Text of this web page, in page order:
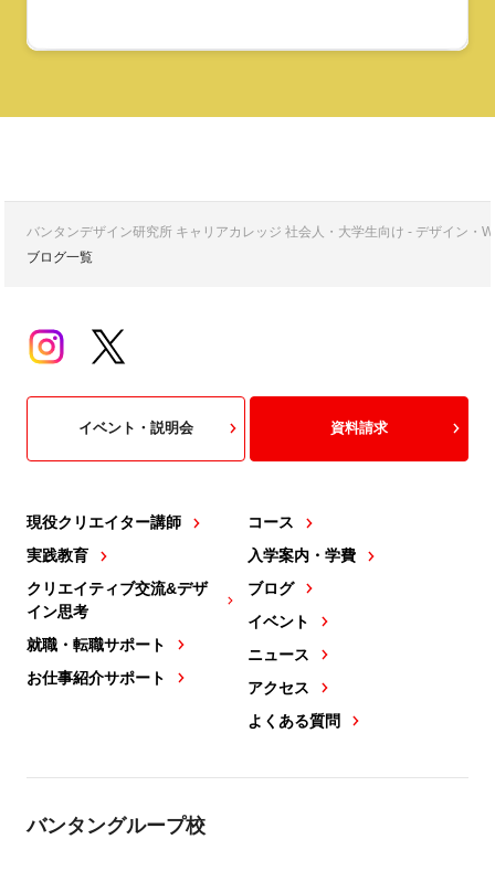
バンタンデザイン研究所 キャリアカレッジ 社会人・大学生向け - デザイン・
ブログ一覧
現役クリエイター講師
実践教育
クリエイティブ交流&デザ
イン思考
就職・転職サポート
お仕事紹介サポート
コース
入学案内・学費
ブログ
イベント
ニュース
アクセス
よくある質問
イベント・説明会 資料請求
バンタングループ校